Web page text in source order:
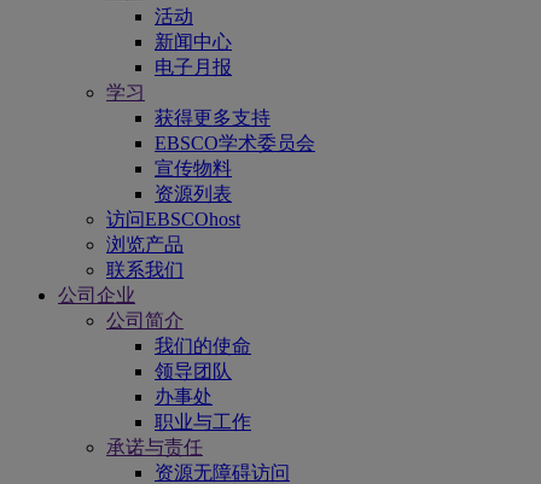
活动
新闻中心
电子月报
学习
获得更多支持
EBSCO学术委员会
宣传物料
资源列表
访问EBSCOhost
浏览产品
联系我们
公司企业
公司简介
我们的使命
领导团队
办事处
职业与工作
承诺与责任
资源无障碍访问